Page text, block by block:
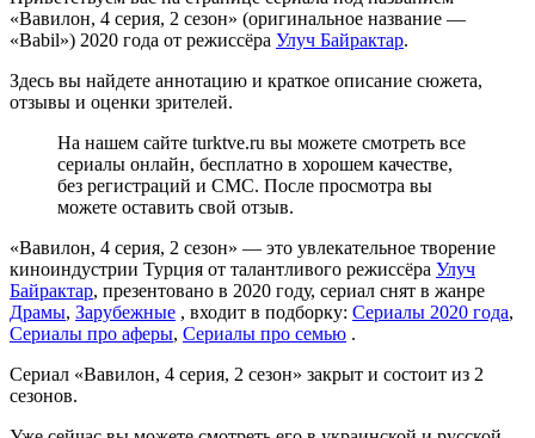
«Вавилон, 4 серия, 2 сезон» (оригинальное название —
«Babil») 2020 года от режиссёра Улуч Байрактар.
Здесь вы найдете аннотацию и краткое описание сюжета,
отзывы и оценки зрителей.
На нашем сайте turktve.ru вы можете смотреть все
сериалы онлайн, бесплатно в хорошем качестве,
без регистраций и СМС. После просмотра вы
можете оставить свой отзыв.
«Вавилон, 4 серия, 2 сезон» — это увлекательное творение
киноиндустрии Турция от талантливого режиссёра Улуч
Байрактар, презентовано в 2020 году, сериал снят в жанре
Драмы, Зарубежные , входит в подборку: Сериалы 2020 года,
Сериалы про аферы, Сериалы про семью .
Сериал «Вавилон, 4 серия, 2 сезон» закрыт и состоит из 2
сезонов.